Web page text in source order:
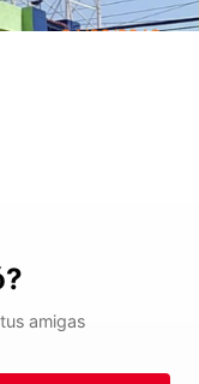
amigas